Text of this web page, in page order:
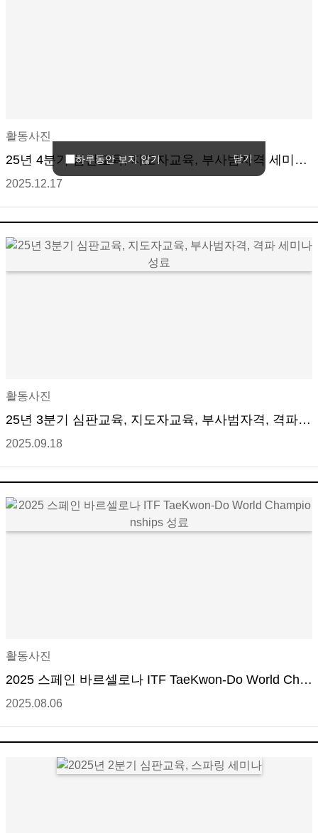
활동사진
25년 4분기 심판교육, 지도자교육, 부사범자격 세미나
성료
2025.12.17
활동사진
25년 3분기 심판교육, 지도자교육, 부사범자격, 격파
세미나 성료
2025.09.18
활동사진
2025 스페인 바르셀로나 ITF TaeKwon-Do World Cha
mpionships 성료
2025.08.06
하루동안 보지 않기 닫기